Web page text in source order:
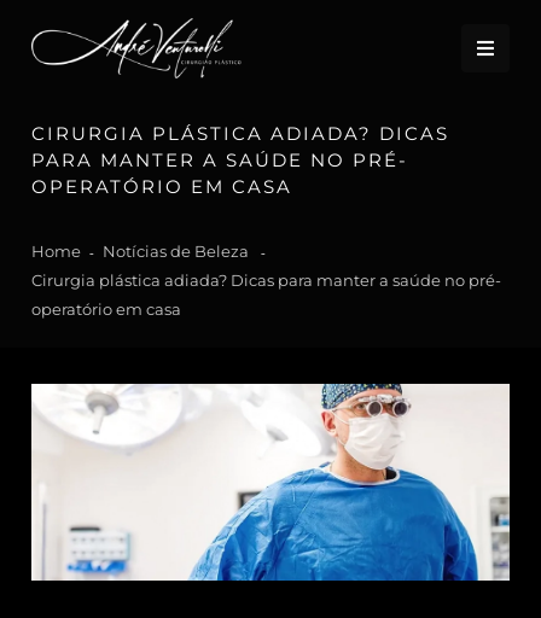
CIRURGIA PLÁSTICA ADIADA? DICAS
PARA MANTER A SAÚDE NO PRÉ-
OPERATÓRIO EM CASA
Home
Notícias de Beleza
Cirurgia plástica adiada? Dicas para manter a saúde no pré-
operatório em casa